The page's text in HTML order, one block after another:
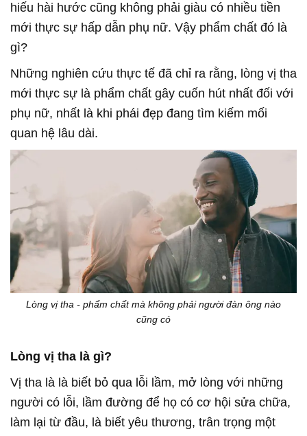
hiếu hài hước cũng không phải giàu có nhiều tiền
mới thực sự hấp dẫn phụ nữ. Vậy phẩm chất đó là
gì?
Những nghiên cứu thực tế đã chỉ ra rằng, lòng vị tha
mới thực sự là phẩm chất gây cuốn hút nhất đối với
phụ nữ, nhất là khi phái đẹp đang tìm kiếm mối
quan hệ lâu dài.
Lòng vị tha - phẩm chất mà không phải người đàn ông nào
cũng có
Lòng vị tha là gì?
Vị tha là là biết bỏ qua lỗi lầm, mở lòng với những
người có lỗi, lầm đường để họ có cơ hội sửa chữa,
làm lại từ đầu, là biết yêu thương, trân trọng một